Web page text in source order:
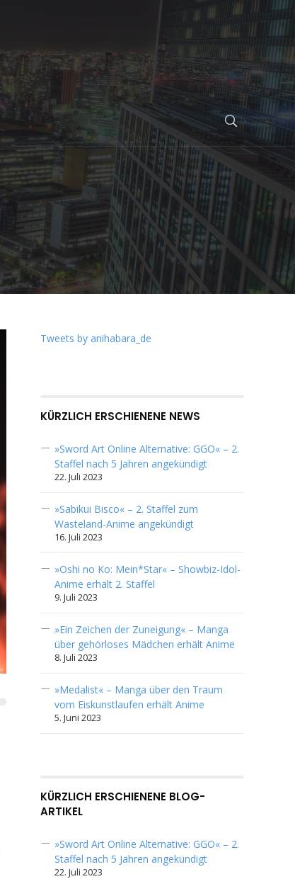
Tweets by anihabara_de
KÜRZLICH ERSCHIENENE NEWS
»Sword Art Online Alternative: GGO« – 2.
Staffel nach 5 Jahren angekündigt
22. Juli 2023
»Sabikui Bisco« – 2. Staffel zum
Wasteland-Anime angekündigt
16. Juli 2023
»Oshi no Ko: Mein*Star« – Showbiz-Idol-
Anime erhält 2. Staffel
9. Juli 2023
»Ein Zeichen der Zuneigung« – Manga
über gehörloses Mädchen erhält Anime
8. Juli 2023
»Medalist« – Manga über den Traum
vom Eiskunstlaufen erhält Anime
5. Juni 2023
KÜRZLICH ERSCHIENENE BLOG-
ARTIKEL
»Sword Art Online Alternative: GGO« – 2.
Staffel nach 5 Jahren angekündigt
22. Juli 2023